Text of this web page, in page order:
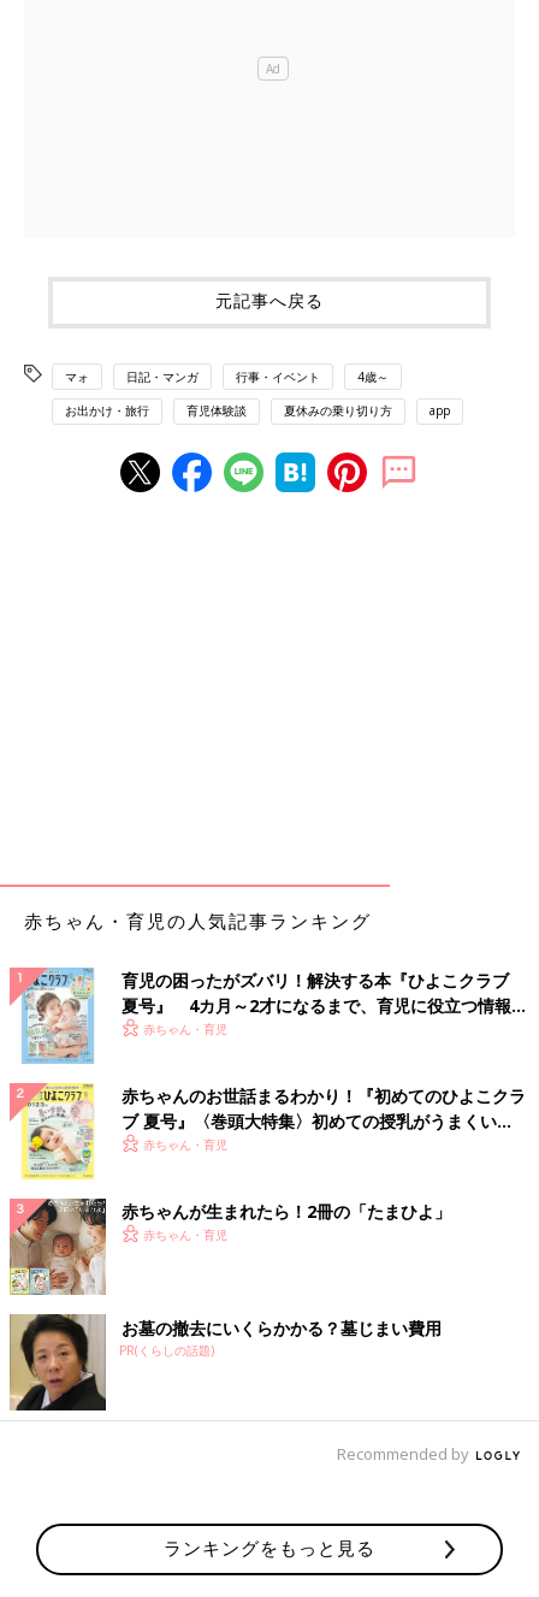
元記事へ戻る
マォ 日記・マンガ 行事・イベント 4歳～
お出かけ・旅行 育児体験談 夏休みの乗り切り方 app
赤ちゃん・育児の人気記事ランキング
育児の困ったがズバリ！解決する本『ひよこクラブ
夏号』 4カ月～2才になるまで、育児に役立つ情報が
いっぱい！
赤ちゃん・育児
赤ちゃんのお世話まるわかり！『初めてのひよこクラ
ブ 夏号』〈巻頭大特集〉初めての授乳がうまくい
く！ おっぱい・ミルクの基本と夏のトラブル 解決テ
赤ちゃん・育児
赤ちゃんが生まれたら！2冊の「たまひよ」
赤ちゃん・育児
お墓の撤去にいくらかかる？墓じまい費用
PR(くらしの話題)
Recommended by
ランキングをもっと見る